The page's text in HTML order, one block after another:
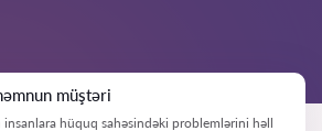
müştəri
insanlara hüquq sahəsindəki problemlərini həll